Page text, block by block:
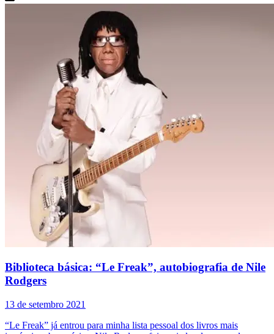
Biblioteca básica: “Le Freak”, autobiografia de Nile
Rodgers
13 de setembro 2021
“Le Freak” já entrou para minha lista pessoal dos livros mais